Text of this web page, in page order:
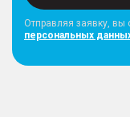
Отправляя заявку, вы
персональных